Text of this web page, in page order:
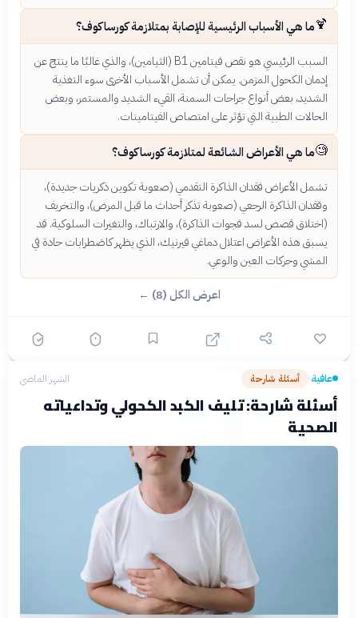
🍹ما هي الأسباب الرئيسية للإصابة بمتلازمة كورساكوف؟
السبب الرئيسي هو نقص فيتامين B1 (الثيامين)، والذي غالبًا ما ينتج عن
إدمان الكحول المزمن. يمكن أن تشمل الأسباب الأخرى سوء التغذية
الشديد، بعض أنواع جراحات السمنة، القيء الشديد والمستمر، وبعض
الحالات الطبية التي تؤثر على امتصاص الفيتامينات.
🧐ما هي الأعراض الشائعة لمتلازمة كورساكوف؟
تشمل الأعراض فقدان الذاكرة التقدمي (صعوبة تكوين ذكريات جديدة)،
وفقدان الذاكرة الرجعي (صعوبة تذكر أحداث ما قبل المرض)، والتخريف
(اختلاق قصص لسد فجوات الذاكرة)، والارتباك، والتغيرات السلوكية. قد
يسبق هذه الأعراض اعتلال دماغي فيرنيك، الذي يظهر كاضطرابات حادة في
المشي وحركات العين والوعي.
اعرض الكل (8) ←
عافية› أسئلة شارحة الشهر الماضي
أسئلة شارحة: تليف الكبد الكحولي وتداعياته
الصحية